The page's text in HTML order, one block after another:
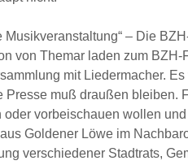
– Die
von Themar laden zum BZH-
mit Liedermacher.
muß draußen bleiben.
vorbeischauen wollen
Goldener Löwe im
verschiedener Stadtrats,